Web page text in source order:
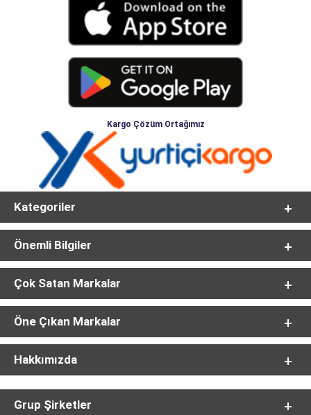
Kargo Çözüm Ortağımız
Kategoriler
Önemli Bilgiler
Çok Satan Markalar
Öne Çıkan Markalar
Hakkımızda
Grup Şirketler